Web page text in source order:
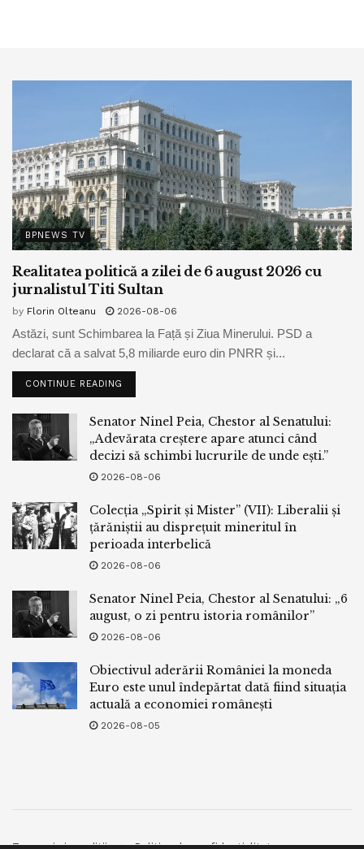
BPNEWS TV
Realitatea politică a zilei de 6 august 2026 cu
jurnalistul Titi Sultan
by Florin Olteanu 2026-08-06
Astăzi, sunt Schimbarea la Față și Ziua Minerului. PSD a
declarat că a salvat 5,8 miliarde euro din PNRR și...
CONTINUE READING
Senator Ninel Peia, Chestor al Senatului:
„Adevărata creștere apare atunci când
decizi să schimbi lucrurile de unde ești.”
2026-08-06
Colecția „Spirit și Mister” (VII): Liberalii și
țărăniștii au disprețuit mineritul în
perioada interbelică
2026-08-06
Senator Ninel Peia, Chestor al Senatului: „6
august, o zi pentru istoria românilor”
2026-08-06
Obiectivul aderării României la moneda
Euro este unul îndepărtat dată fiind situația
actuală a economiei românești
2026-08-05